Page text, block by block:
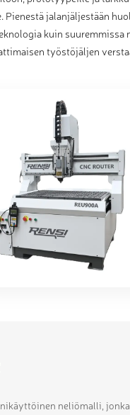
Pienestä jalanjäljestään
kuin suuremmissa
työstöjäljen
neliömalli,